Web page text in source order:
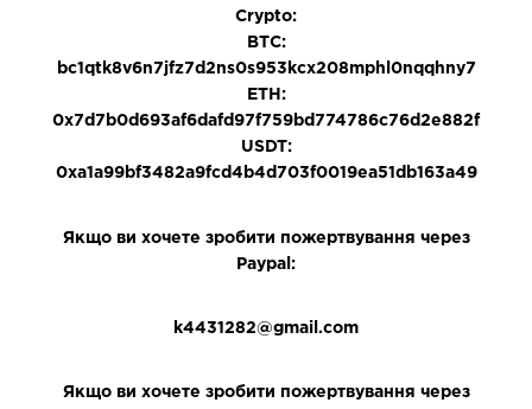
Crypto:
BTC:
bc1qtk8v6n7jfz7d2ns0s953kcx208mphl0nqqhny7
ETH:
0x7d7b0d693af6dafd97f759bd774786c76d2e882f
USDT:
0xa1a99bf3482a9fcd4b4d703f0019ea51db163a49
Якщо ви хочете зробити пожертвування через
Paypal:
k4431282@gmail.com
Якщо ви хочете зробити пожертвування через